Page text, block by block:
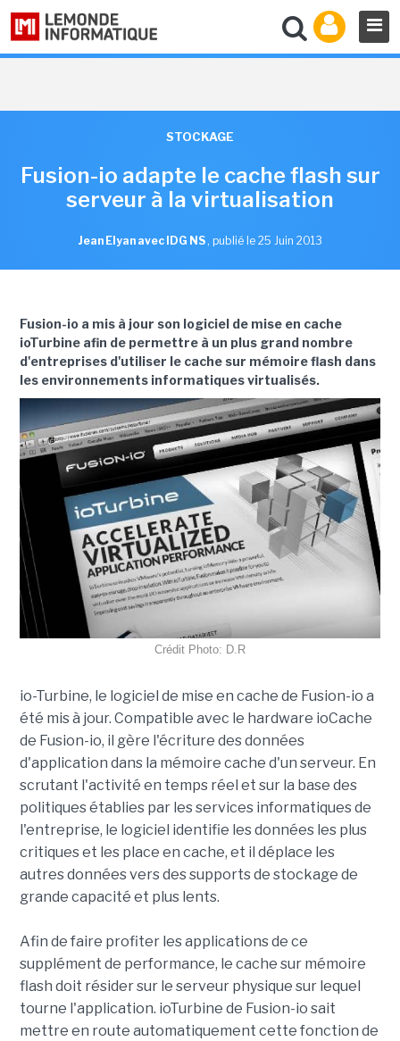
STOCKAGE
Fusion-io adapte le cache flash sur
serveur à la virtualisation
Jean Elyan avec IDG NS , publié le 25 Juin 2013
Fusion-io a mis à jour son logiciel de mise en cache
ioTurbine afin de permettre à un plus grand nombre
d'entreprises d'utiliser le cache sur mémoire flash dans
les environnements informatiques virtualisés.
Crédit Photo: D.R
io-Turbine, le logiciel de mise en cache de Fusion-io a
été mis à jour. Compatible avec le hardware ioCache
de Fusion-io, il gère l'écriture des données
d'application dans la mémoire cache d'un serveur. En
scrutant l'activité en temps réel et sur la base des
politiques établies par les services informatiques de
l'entreprise, le logiciel identifie les données les plus
critiques et les place en cache, et il déplace les
autres données vers des supports de stockage de
grande capacité et plus lents.
Afin de faire profiter les applications de ce
supplément de performance, le cache sur mémoire
flash doit résider sur le serveur physique sur lequel
tourne l'application. ioTurbine de Fusion-io sait
mettre en route automatiquement cette fonction de